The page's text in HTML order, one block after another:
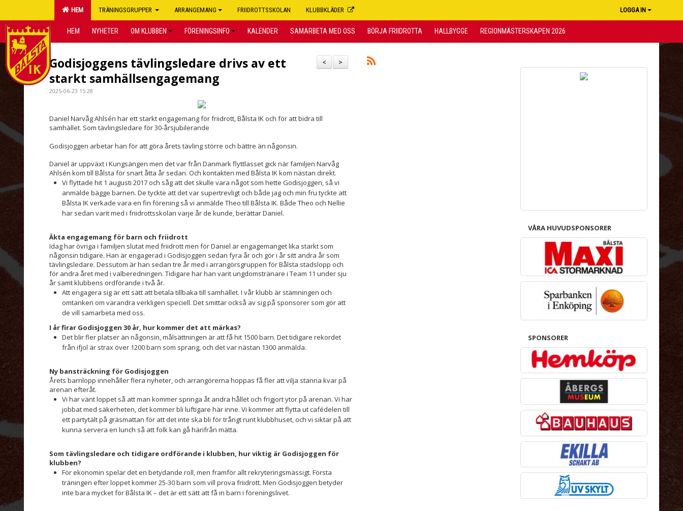
HEM TRÄNINGSGRUPPER ARRANGEMANG FRIIDROTTSSKOLAN KLUBBKLÄDER LOGGA IN
HEM NYHETER OM KLUBBEN FÖRENINGSINFO KALENDER SAMARBETA MED OSS BÖRJA FRIIDROTTA HALLBYGGE REGIONMÄSTERSKAPEN 2026
>
<
Godisjoggens tävlingsledare drivs av ett
starkt samhällsengagemang
2025-06-23 15:28
Daniel Narvåg Ahlsén har ett starkt engagemang för friidrott, Bålsta IK och för att bidra till
samhället. Som tävlingsledare för 30-årsjubilerande
Godisjoggen arbetar han för att göra årets tävling större och bättre än någonsin.
Daniel är uppväxt i Kungsängen men det var från Danmark flyttlasset gick när familjen Narvåg
Ahlsén kom till Bålsta för snart åtta år sedan. Och kontakten med Bålsta IK kom nästan direkt.
Vi flyttade hit 1 augusti 2017 och såg att det skulle vara något som hette Godisjoggen, så vi
anmälde bägge barnen. De tyckte att det var supertrevligt och både jag och min fru tyckte att
Bålsta IK verkade vara en fin förening så vi anmälde Theo till Bålsta IK. Både Theo och Nellie
har sedan varit med i friidrottsskolan varje år de kunde, berättar Daniel.
Äkta engagemang för barn och friidrott
Idag har övriga i familjen slutat med friidrott men för Daniel är engagemanget lika starkt som
någonsin tidigare. Han är engagerad i Godisjoggen sedan fyra år och gör i år sitt andra år som
tävlingsledare. Dessutom är han sedan tre år med i arrangörsgruppen för Bålsta stadslopp och
för andra året med i valberedningen. Tidigare har han varit ungdomstränare i Team 11 under sju
år samt klubbens ordförande i två år.
Att engagera sig är ett sätt att betala tillbaka till samhället. I vår klubb är stämningen och
omtanken om varandra verkligen speciell. Det smittar också av sig på sponsorer som gör att
de vill samarbeta med oss.
I år firar Godisjoggen 30 år, hur kommer det att märkas?
Det blir fler platser än någonsin, målsättningen är att få hit 1500 barn. Det tidigare rekordet
från ifjol är strax över 1200 barn som sprang, och det var nästan 1300 anmälda.
Ny bansträckning för Godisjoggen
Årets barnlopp innehåller flera nyheter, och arrangörerna hoppas få fler att vilja stanna kvar på
arenan efteråt.
Vi har vänt loppet så att man kommer springa åt andra hållet och frigjort ytor på arenan. Vi har
jobbat med säkerheten, det kommer bli luftigare här inne. Vi kommer att flytta ut cafédelen till
ett partytält på gräsmattan för att det inte ska bli för trångt runt klubbhuset, och vi siktar på att
kunna servera en lunch så att folk kan gå härifrån mätta.
Som tävlingsledare och tidigare ordförande i klubben, hur viktig är Godisjoggen för
klubben?
För ekonomin spelar det en betydande roll, men framför allt rekryteringsmässigt. Första
träningen efter loppet kommer 25-30 barn som vill prova friidrott. Men Godisjoggen betyder
inte bara mycket för Bålsta IK – det är ett sätt att få in barn i föreningslivet.
VÅRA HUVUDSPONSORER
SPONSORER